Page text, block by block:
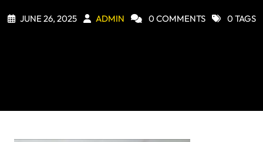
JUNE 26, 2025 ADMIN 0 COMMENTS 0 TAGS